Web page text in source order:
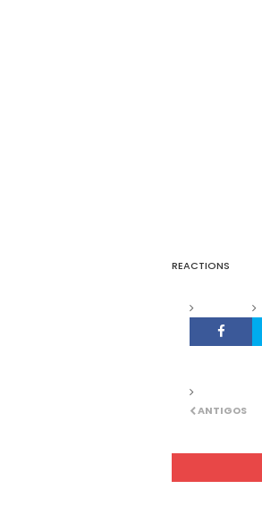
REACTIONS
ANTIGOS